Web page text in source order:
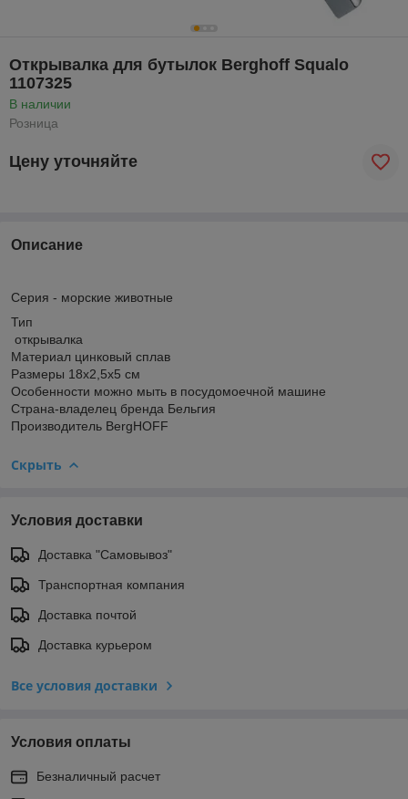
Открывалка для бутылок Berghoff Squalo
1107325
В наличии
Розница
Цену уточняйте
Описание
Серия - морские животные
Тип
открывалка
Материал цинковый сплав
Размеры 18х2,5х5 см
Особенности можно мыть в посудомоечной машине
Страна-владелец бренда Бельгия
Производитель BergHOFF
Скрыть
Условия доставки
Доставка "Самовывоз"
Транспортная компания
Доставка почтой
Доставка курьером
Все условия доставки
Условия оплаты
Безналичный расчет